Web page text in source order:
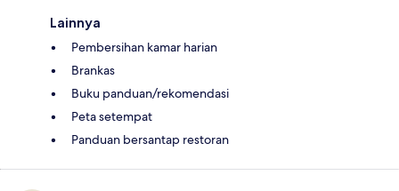
Lainnya
Pembersihan kamar harian
Brankas
Buku panduan/rekomendasi
Peta setempat
Panduan bersantap restoran